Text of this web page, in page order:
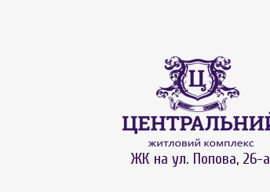
ЖК на ул. Попова, 26-а